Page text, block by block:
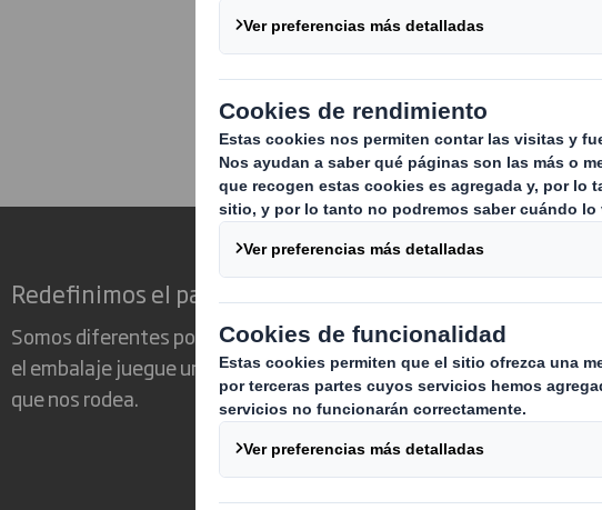
Nos pondremos en
consulta.
Redefinimos el packaging para un mundo cambiante
Somos diferentes porque vemos la oportunidad de que
el embalaje juegue un papel fundamental en el mundo
que nos rodea.